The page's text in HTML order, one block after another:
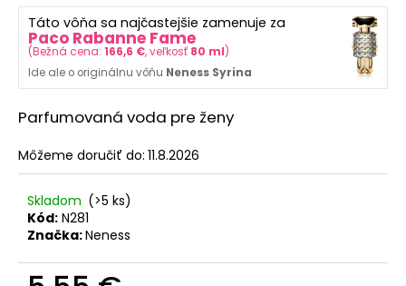
z
hviezdičiek.
Táto vôňa sa najčastejšie zamenuje za
Paco Rabanne Fame
(Bežná cena: 166,6 €, veľkosť 80 ml)
Ide ale o originálnu vôňu Neness Syrina
Parfumovaná voda pre ženy
Môžeme doručiť do: 11.8.2026
Skladom (>5 ks)
Kód: N281
Značka:Neness
a
m
NENESS
APPLE
5,55